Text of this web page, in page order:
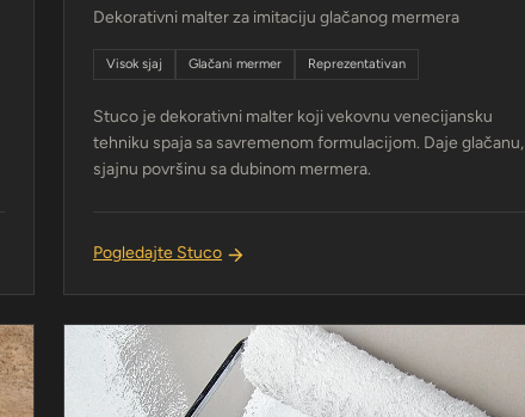
Dekorativni malter za imitaciju glačanog mermera
Visok sjaj Glačani mermer Reprezentativan
Stuco je dekorativni malter koji vekovnu venecijansku
tehniku spaja sa savremenom formulacijom. Daje glačanu,
sjajnu površinu sa dubinom mermera.
Pogledajte Stuco